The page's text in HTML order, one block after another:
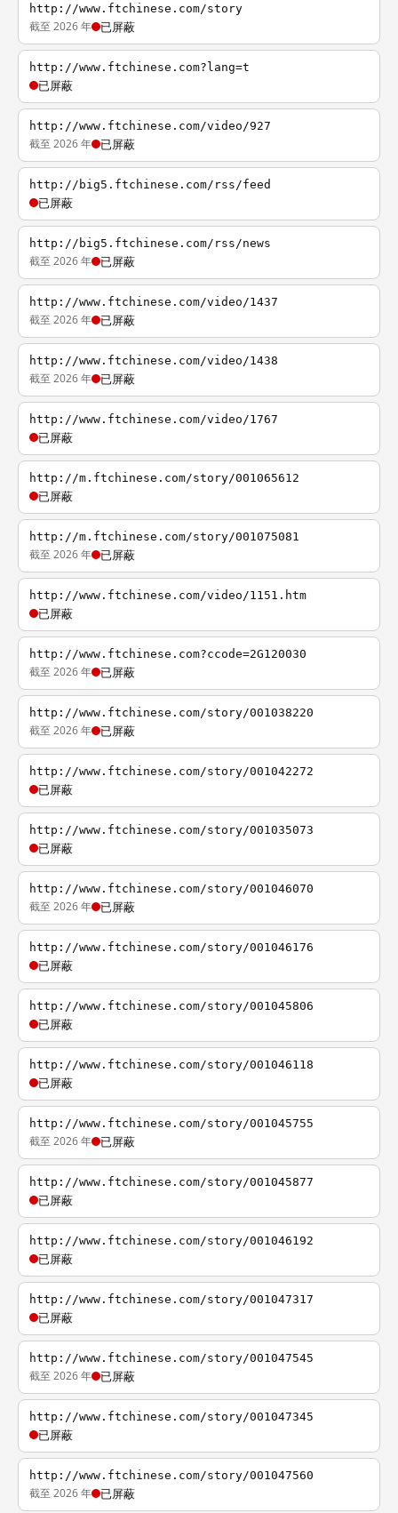
http://www.ftchinese.com/story
截至 2026 年 已屏蔽
http://www.ftchinese.com?lang=t
已屏蔽
http://www.ftchinese.com/video/927
截至 2026 年 已屏蔽
http://big5.ftchinese.com/rss/feed
已屏蔽
http://big5.ftchinese.com/rss/news
截至 2026 年 已屏蔽
http://www.ftchinese.com/video/1437
截至 2026 年 已屏蔽
http://www.ftchinese.com/video/1438
截至 2026 年 已屏蔽
http://www.ftchinese.com/video/1767
已屏蔽
http://m.ftchinese.com/story/001065612
已屏蔽
http://m.ftchinese.com/story/001075081
截至 2026 年 已屏蔽
http://www.ftchinese.com/video/1151.htm
已屏蔽
http://www.ftchinese.com?ccode=2G120030
截至 2026 年 已屏蔽
http://www.ftchinese.com/story/001038220
截至 2026 年 已屏蔽
http://www.ftchinese.com/story/001042272
已屏蔽
http://www.ftchinese.com/story/001035073
已屏蔽
http://www.ftchinese.com/story/001046070
截至 2026 年 已屏蔽
http://www.ftchinese.com/story/001046176
已屏蔽
http://www.ftchinese.com/story/001045806
已屏蔽
http://www.ftchinese.com/story/001046118
已屏蔽
http://www.ftchinese.com/story/001045755
截至 2026 年 已屏蔽
http://www.ftchinese.com/story/001045877
已屏蔽
http://www.ftchinese.com/story/001046192
已屏蔽
http://www.ftchinese.com/story/001047317
已屏蔽
http://www.ftchinese.com/story/001047545
截至 2026 年 已屏蔽
http://www.ftchinese.com/story/001047345
已屏蔽
http://www.ftchinese.com/story/001047560
截至 2026 年 已屏蔽